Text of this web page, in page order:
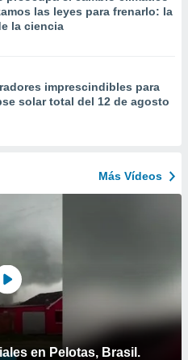
las leyes para frenarlo: la
la ciencia
imprescindibles para
solar total del 12 de agosto
Más Vídeos
en Pelotas, Brasil.